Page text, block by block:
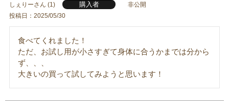
しぇりー 1 購入者
非公開
投稿日
2025/05/30
食べてくれました！
ただ、お試し用が小さすぎて身体に合うかまでは分から
ず、、、
大きいの買って試してみようと思います！